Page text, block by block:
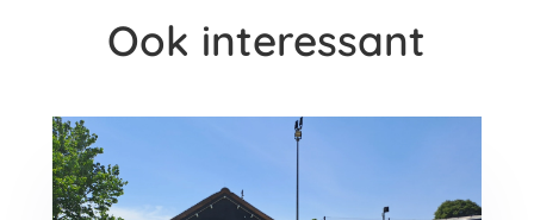
Ook interessant